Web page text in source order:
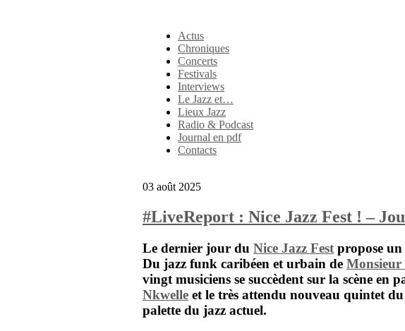
Actus
Chroniques
Concerts
Festivals
Interviews
Le Jazz et…
Lieux Jazz
Radio & Podcast
Journal en pdf
Contacts
03 août 2025
#LiveReport : Nice Jazz Fest ! –
Le dernier jour du Nice Jazz Fest propose
Du jazz funk caribéen et urbain de Monsieur
vingt musiciens se succèdent sur la scène en
Nkwelle et le très attendu nouveau quintet du
palette du jazz actuel.